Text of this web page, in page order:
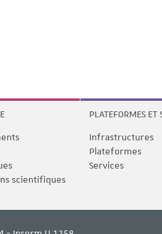
scientifiques
PLATEFORMES ET
Infrastructures
Plateformes
Services